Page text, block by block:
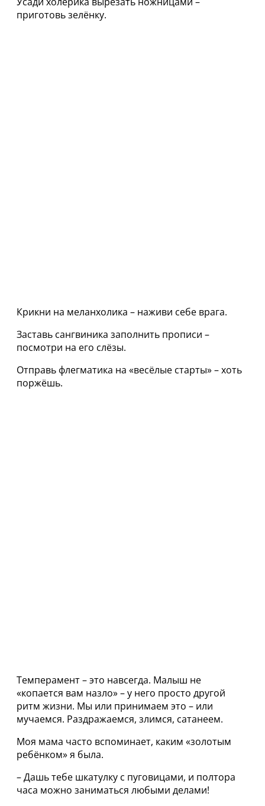
приготовь зелёнку.
Крикни на меланхолика – наживи себе врага.
Заставь сангвиника заполнить прописи –
посмотри на его слёзы.
Отправь флегматика на «весёлые старты» – хоть
поржёшь.
Темперамент – это навсегда. Малыш не
«копается вам назло» – у него просто другой
ритм жизни. Мы или принимаем это – или
мучаемся. Раздражаемся, злимся, сатанеем.
Моя мама часто вспоминает, каким «золотым
ребёнком» я была.
– Дашь тебе шкатулку с пуговицами, и полтора
часа можно заниматься любыми делами!